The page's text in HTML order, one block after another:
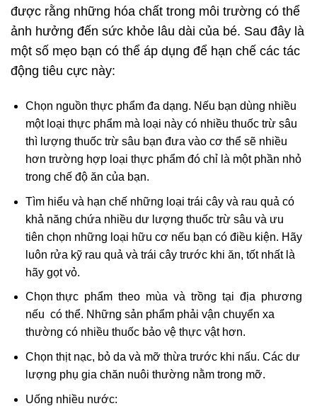
được rằng những hóa chất trong môi trường có thể
ảnh hưởng đến sức khỏe lâu dài của bé. Sau đây là
một số mẹo bạn có thể áp dụng để hạn chế các tác
động tiêu cực này:
Chọn nguồn thực phẩm đa dạng. Nếu bạn dùng nhiều
một loại thực phẩm mà loại này có nhiều thuốc trừ sâu
thì lượng thuốc trừ sâu bạn đưa vào cơ thể sẽ nhiều
hơn trường hợp loại thực phẩm đó chỉ là một phần nhỏ
trong chế độ ăn của bạn.
Tìm hiểu và hạn chế những loại trái cây và rau quả có
khả năng chứa nhiều dư lượng thuốc trừ sâu và ưu
tiên chọn những loại hữu cơ nếu bạn có điều kiện. Hãy
luôn rửa kỹ rau quả và trái cây trước khi ăn, tốt nhất là
hãy gọt vỏ.
Chọn thực phẩm theo mùa và trồng tại địa phương
nếu có thể. Những sản phẩm phải vận chuyển xa
thường có nhiều thuốc bảo vệ thực vật hơn.
Chọn thịt nạc, bỏ da và mỡ thừa trước khi nấu. Các dư
lượng phụ gia chăn nuôi thường nằm trong mỡ.
Uống nhiều nước: